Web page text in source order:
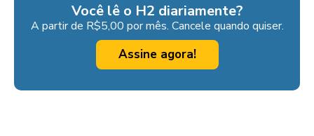
Você lê o H2 diariamente?
A partir de R$5,00 por mês. Cancele quando quiser.
Assine agora!